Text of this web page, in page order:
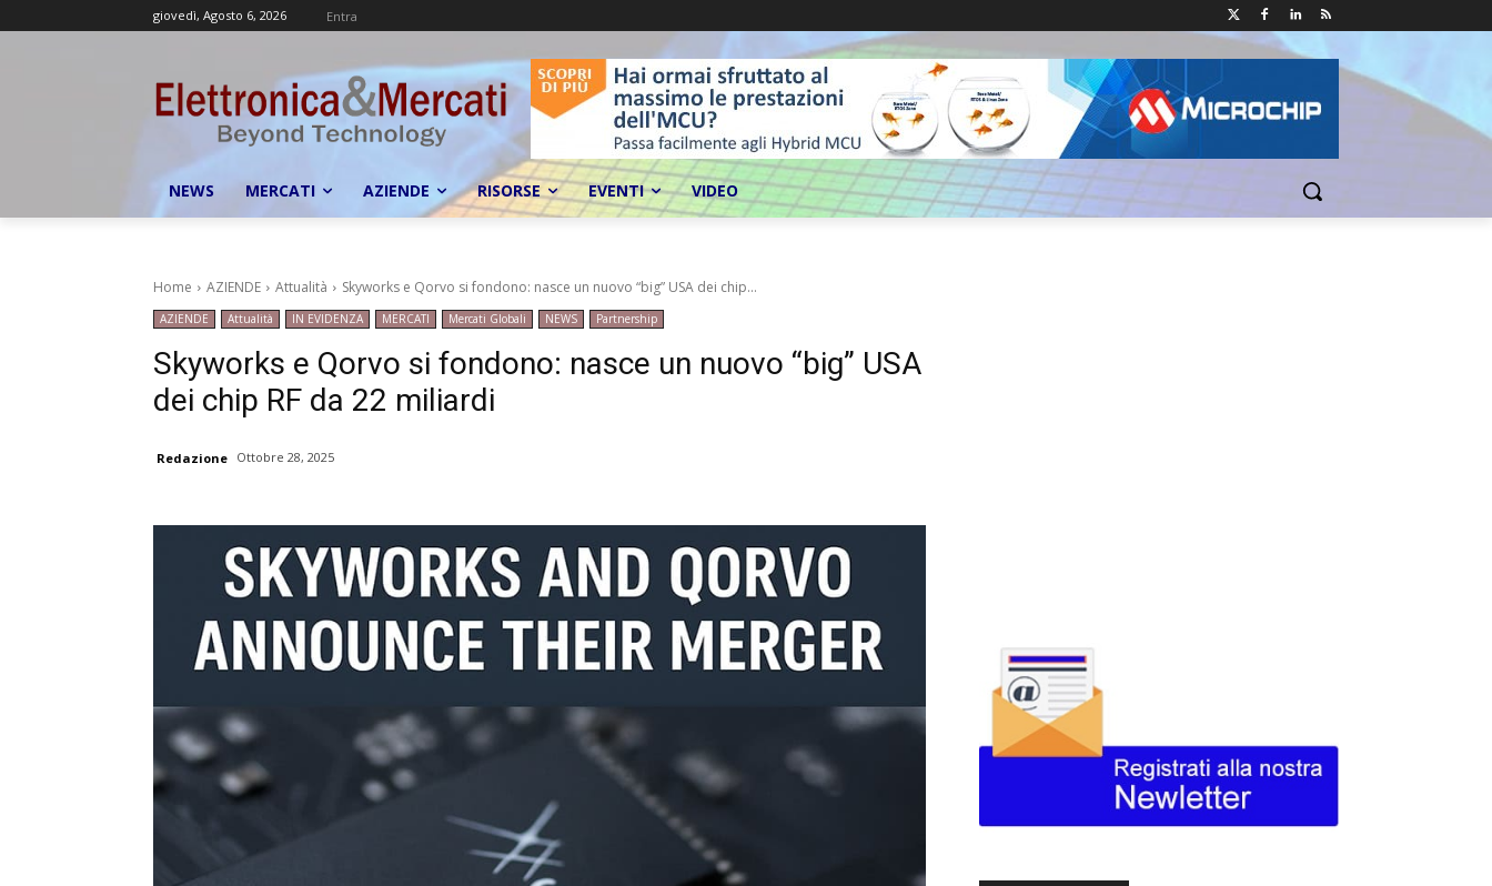
giovedì, Agosto 6, 2026 Entra
NEWS MERCATI AZIENDE RISORSE EVENTI VIDEO
Home AZIENDE Attualità Skyworks e Qorvo si fondono: nasce un nuovo “big” USA dei chip...
AZIENDE Attualità IN EVIDENZA MERCATI Mercati Globali NEWS Partnership
Skyworks e Qorvo si fondono: nasce un nuovo “big” USA
dei chip RF da 22 miliardi
Redazione Ottobre 28, 2025